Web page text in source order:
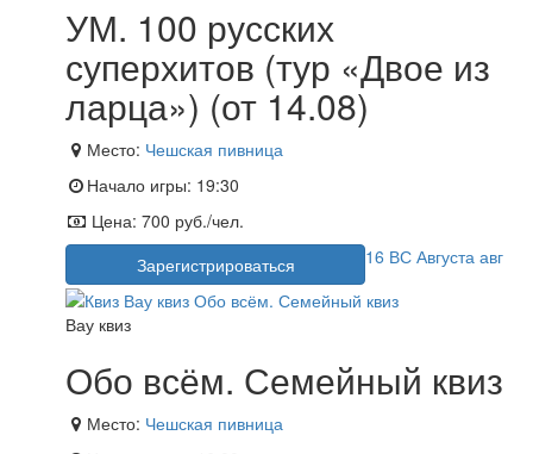
УМ. 100 русских
суперхитов (тур «Двое из
ларца») (от 14.08)
Место: Чешская пивница
Начало игры: 19:30
Цена: 700 руб./чел.
Зарегистрироваться
16 ВС Августа авг
Вау квиз
Обо всём. Семейный квиз
Место: Чешская пивница